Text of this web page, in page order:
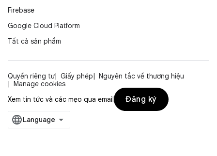
Firebase
Google Cloud Platform
Tất cả sản phẩm
Quyền riêng tư Giấy phép
Nguyên tắc về thương hiệu
Manage cookies
Xem tin tức và các mẹo qua email
Đăng ký